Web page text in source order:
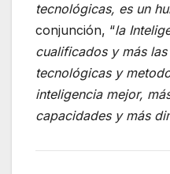
tecnológicas, es un
conjunción, “la
cualificados y más
tecnológicas y
inteligencia mejor,
capacidades y más